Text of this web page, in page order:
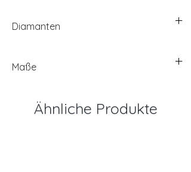
Diamanten
Maße
Ähnliche Produkte